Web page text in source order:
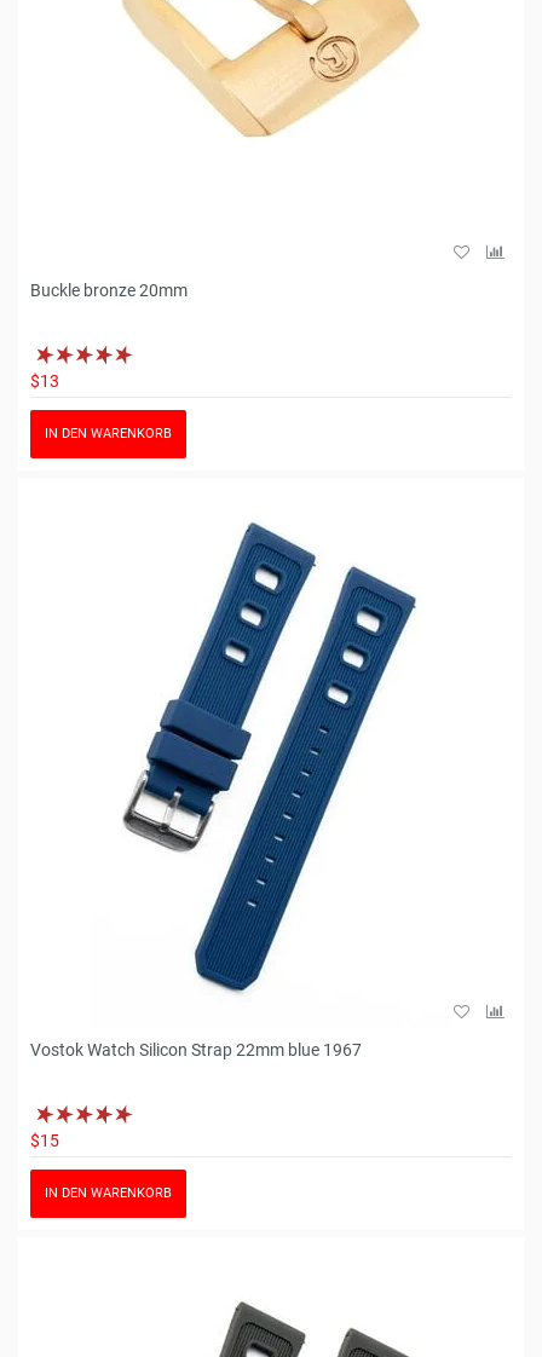
Buckle bronze 20mm
$13
IN DEN WARENKORB
Vostok Watch Silicon Strap 22mm blue 1967
$15
IN DEN WARENKORB